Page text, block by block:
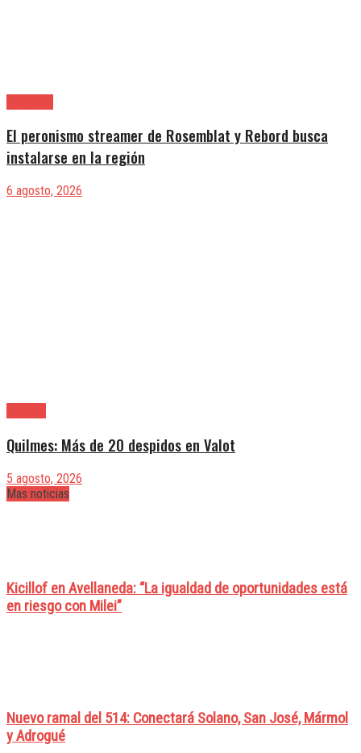
El peronismo streamer de Rosemblat y Rebord busca
instalarse en la región
6 agosto, 2026
Quilmes: Más de 20 despidos en Valot
5 agosto, 2026
Mas noticias
Kicillof en Avellaneda: “La igualdad de oportunidades está
en riesgo con Milei”
Nuevo ramal del 514: Conectará Solano, San José, Mármol
y Adrogué